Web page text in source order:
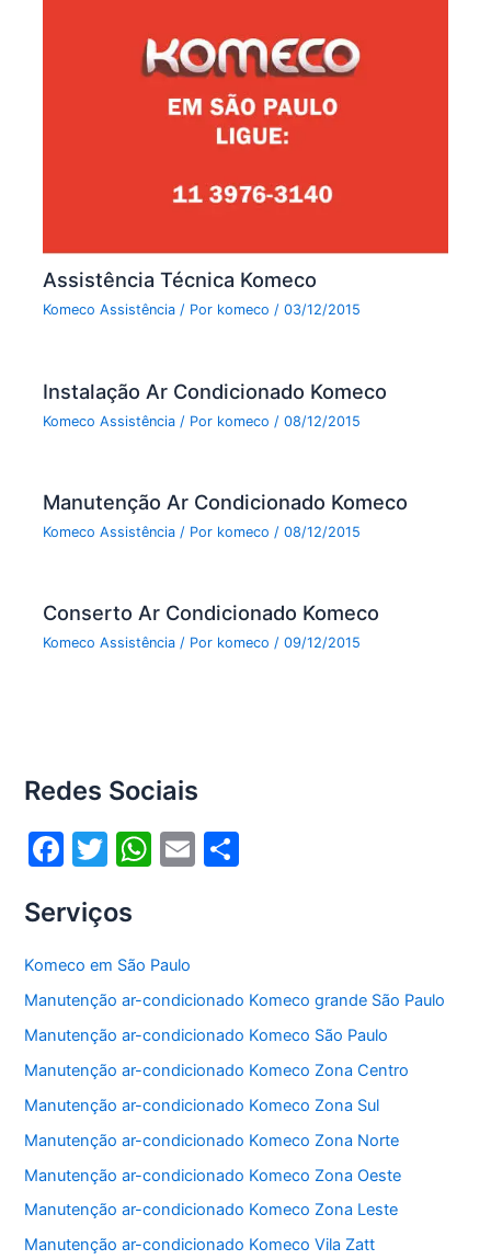
Assistência Técnica Komeco
Komeco Assistência / Por komeco/03/12/2015
Instalação Ar Condicionado Komeco
Komeco Assistência / Por komeco /08/12/2015
Manutenção Ar Condicionado Komeco
Komeco Assistência / Por komeco /08/12/2015
Conserto Ar Condicionado Komeco
Komeco Assistência / Por komeco/09/12/2015
Redes Sociais
F
c
e
b
o
o
k
T
itt
er
W
s
A
p
p
E
Serviços
Komeco em São Paulo
Manutenção ar-condicionado Komeco grande São Paulo
Manutenção ar-condicionado Komeco São Paulo
Manutenção ar-condicionado Komeco Zona Centro
Manutenção ar-condicionado Komeco Zona Sul
Manutenção ar-condicionado Komeco Zona Norte
Manutenção ar-condicionado Komeco Zona Oeste
Manutenção ar-condicionado Komeco Zona Leste
Manutenção ar-condicionado Komeco Vila Zatt